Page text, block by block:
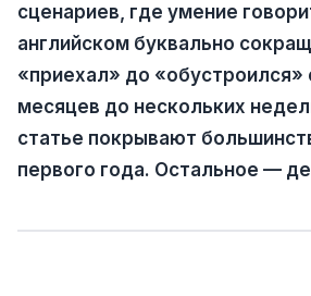
сценариев, где умение
английском буквально
«приехал» до «обустроился»
месяцев до нескольких
статье покрывают
первого года. Остальное —